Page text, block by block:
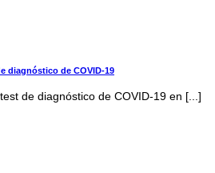
diagnóstico de COVID-19
de diagnóstico de COVID-19 en [...]